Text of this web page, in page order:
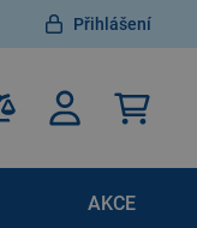
Přihlášení
AKCE